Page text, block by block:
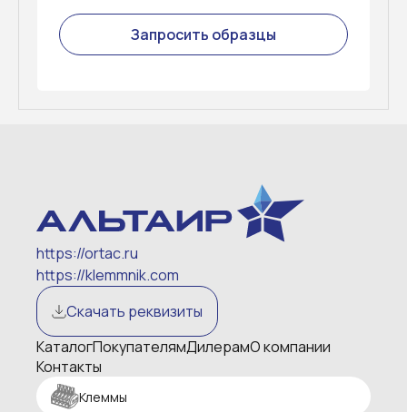
Запросить образцы
https://ortac.ru
https://klemmnik.com
Скачать реквизиты
КаталогПокупателямДилерамО компании
Контакты
Клеммы